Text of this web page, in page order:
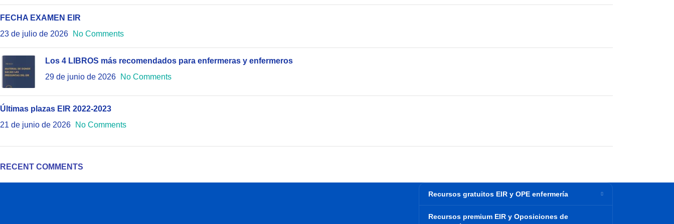
FECHA EXAMEN EIR
23 de julio de 2026
No Comments
Los 4 LIBROS más recomendados para enfermeras y enfermeros
29 de junio de 2026
No Comments
Últimas plazas EIR 2022-2023
21 de junio de 2026
No Comments
RECENT COMMENTS
Recursos gratuitos EIR y OPE enfermería
Recursos premium EIR y Oposiciones de